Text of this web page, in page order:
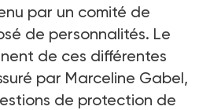
par un comité de
de personnalités. Le
de ces différentes
par Marceline Gabel,
de protection de